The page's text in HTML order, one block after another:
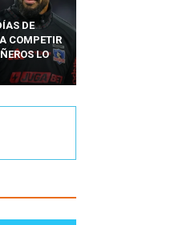
DE
COMPETIR
LO